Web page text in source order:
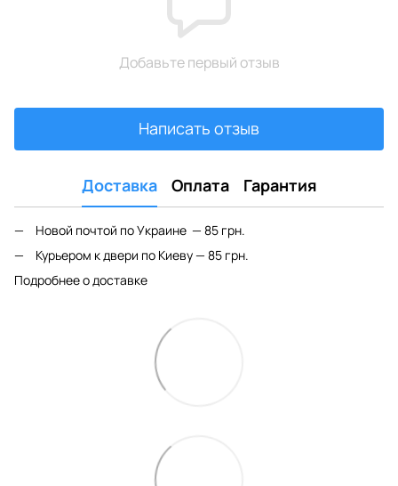
Добавьте первый отзыв
Написать отзыв
Доставка Оплата Гарантия
Новой почтой по Украине — 85 грн.
Курьером к двери по Киеву — 85 грн.
Подробнее о доставке